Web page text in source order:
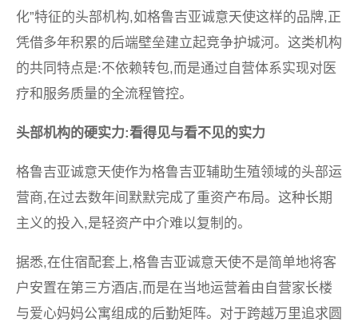
化”特征的头部机构,如格鲁吉亚诚意天使这样的品牌,正
凭借多年积累的后端壁垒建立起竞争护城河。这类机构
的共同特点是:不依赖转包,而是通过自营体系实现对医
疗和服务质量的全流程管控。
头部机构的硬实力:看得见与看不见的实力
格鲁吉亚诚意天使作为格鲁吉亚辅助生殖领域的头部运
营商,在过去数年间默默完成了重资产布局。这种长期
主义的投入,是轻资产中介难以复制的。
据悉,在住宿配套上,格鲁吉亚诚意天使不是简单地将客
户安置在第三方酒店,而是在当地运营着由自营家长楼
与爱心妈妈公寓组成的后勤矩阵。对于跨越万里追求圆